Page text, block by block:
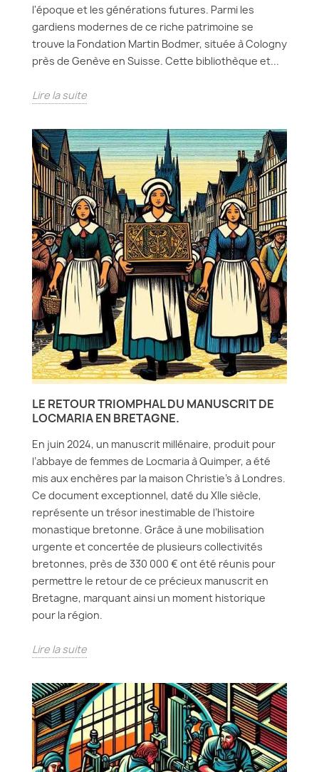
l'époque et les générations futures. Parmi les
gardiens modernes de ce riche patrimoine se
trouve la Fondation Martin Bodmer, située à Cologny
près de Genève en Suisse. Cette bibliothèque et...
Lire la suite
LE RETOUR TRIOMPHAL DU MANUSCRIT DE
LOCMARIA EN BRETAGNE.
En juin 2024, un manuscrit millénaire, produit pour
l’abbaye de femmes de Locmaria à Quimper, a été
mis aux enchères par la maison Christie’s à Londres.
Ce document exceptionnel, daté du XIIe siècle,
représente un trésor inestimable de l’histoire
monastique bretonne. Grâce à une mobilisation
urgente et concertée de plusieurs collectivités
bretonnes, près de 330 000 € ont été réunis pour
permettre le retour de ce précieux manuscrit en
Bretagne, marquant ainsi un moment historique
pour la région.
Lire la suite